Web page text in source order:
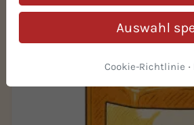
Auswahl
Cookie-Richtlinie ·